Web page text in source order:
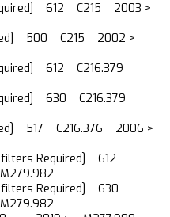
612 C215 2003 >
500 C215 2002 >
612 C216.379
630 C216.379
517 C216.376 2006 >
filters Required] 612
filters Required] 630